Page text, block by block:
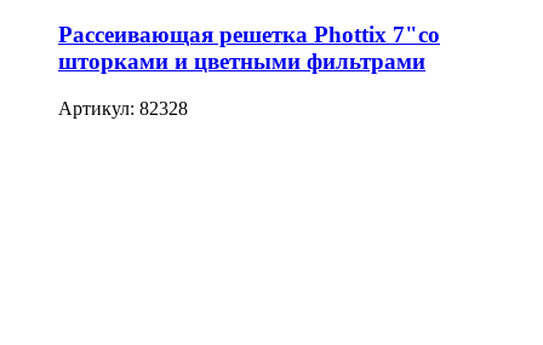
Рассеивающая решетка Phottix 7"со
шторками и цветными фильтрами
Артикул: 82328